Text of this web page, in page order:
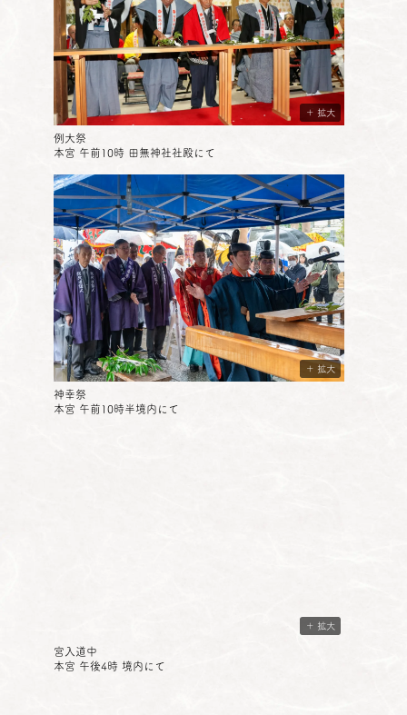
＋ 拡大
例大祭
本宮 午前10時 田無神社社殿にて
＋ 拡大
神幸祭
本宮 午前10時半境内にて
＋ 拡大
宮入道中
本宮 午後4時 境内にて